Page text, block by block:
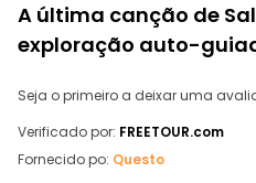
A última canção de
exploração auto-
Seja o primeiro a deixar uma
Verificado por: FREETOUR.com
Fornecido po: Questo